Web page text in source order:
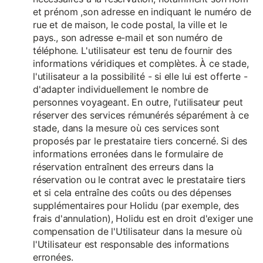
et prénom ,son adresse en indiquant le numéro de
rue et de maison, le code postal, la ville et le
pays., son adresse e-mail et son numéro de
téléphone. L'utilisateur est tenu de fournir des
informations véridiques et complètes. À ce stade,
l'utilisateur a la possibilité - si elle lui est offerte -
d'adapter individuellement le nombre de
personnes voyageant. En outre, l'utilisateur peut
réserver des services rémunérés séparément à ce
stade, dans la mesure où ces services sont
proposés par le prestataire tiers concerné. Si des
informations erronées dans le formulaire de
réservation entraînent des erreurs dans la
réservation ou le contrat avec le prestataire tiers
et si cela entraîne des coûts ou des dépenses
supplémentaires pour Holidu (par exemple, des
frais d'annulation), Holidu est en droit d'exiger une
compensation de l'Utilisateur dans la mesure où
l'Utilisateur est responsable des informations
erronées.